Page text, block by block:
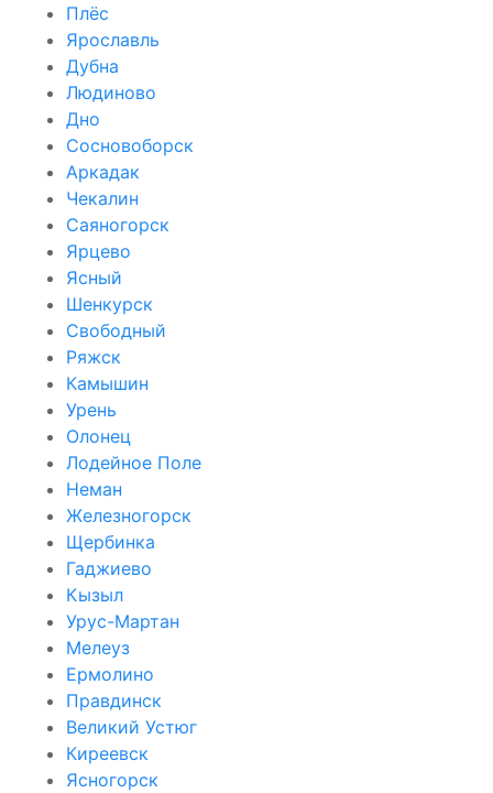
Плёс
Ярославль
Дубна
Людиново
Дно
Сосновоборск
Аркадак
Чекалин
Саяногорск
Ярцево
Ясный
Шенкурск
Свободный
Ряжск
Камышин
Урень
Олонец
Лодейное Поле
Неман
Железногорск
Щербинка
Гаджиево
Кызыл
Урус-Мартан
Мелеуз
Ермолино
Правдинск
Великий Устюг
Киреевск
Ясногорск